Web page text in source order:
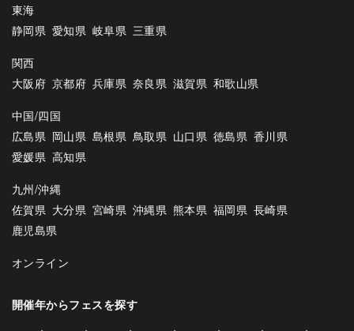
東海
静岡県 愛知県 岐阜県 三重県
関西
大阪府 京都府 兵庫県 奈良県 滋賀県 和歌山県
中国/四国
広島県 岡山県 島根県 鳥取県 山口県 徳島県 香川県
愛媛県 高知県
九州/沖縄
佐賀県 大分県 宮崎県 沖縄県 熊本県 福岡県 長崎県
鹿児島県
オンライン
開催年からフェスを探す